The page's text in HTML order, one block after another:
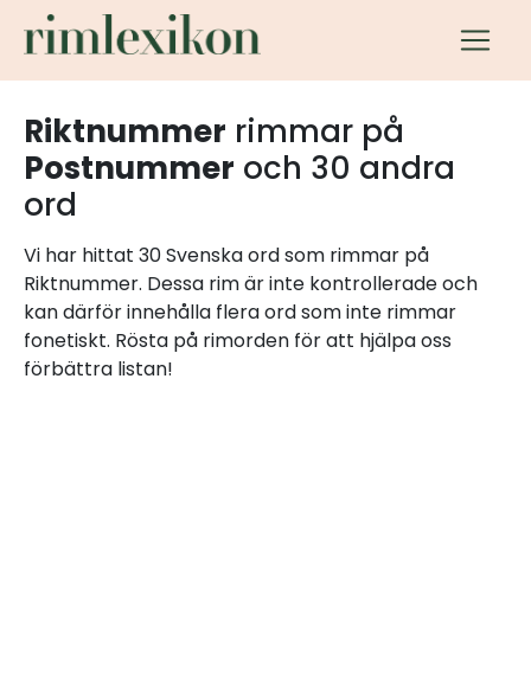
Riktnummer rimmar på
Postnummer och 30 andra
ord
Vi har hittat 30 Svenska ord som rimmar på
Riktnummer. Dessa rim är inte kontrollerade och
kan därför innehålla flera ord som inte rimmar
fonetiskt. Rösta på rimorden för att hjälpa oss
förbättra listan!